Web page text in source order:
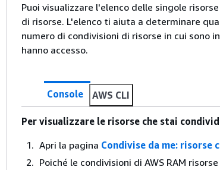
Puoi visualizzare l'elenco delle singole
di risorse. L'elenco ti aiuta a determinare
numero di condivisioni di risorse in cui sono
hanno accesso.
Console AWS CLI
Per visualizzare le risorse che stai
Apri la pagina Condivise da me: risorse
Poiché le condivisioni di AWS RAM